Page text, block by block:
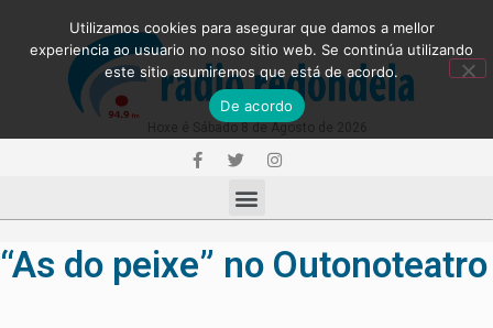
“As do peixe” no Outonoteatro
Utilizamos cookies para asegurar que damos a mellor
experiencia ao usuario no noso sitio web. Se continúa utilizando
este sitio asumiremos que está de acordo.
De acordo